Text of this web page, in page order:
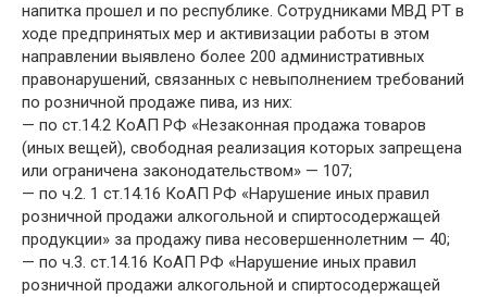
напитка прошел и по республике. Сотрудниками МВД РТ в
ходе предпринятых мер и активизации работы в этом
направлении выявлено более 200 административных
правонарушений, связанных с невыполнением требований
по розничной продаже пива, из них:
— по ст.14.2 КоАП РФ «Незаконная продажа товаров
(иных вещей), свободная реализация которых запрещена
или ограничена законодательством» — 107;
— по ч.2. 1 ст.14.16 КоАП РФ «Нарушение иных правил
розничной продажи алкогольной и спиртосодержащей
продукции» за продажу пива несовершеннолетним — 40;
— по ч.3. ст.14.16 КоАП РФ «Нарушение иных правил
розничной продажи алкогольной и спиртосодержащей